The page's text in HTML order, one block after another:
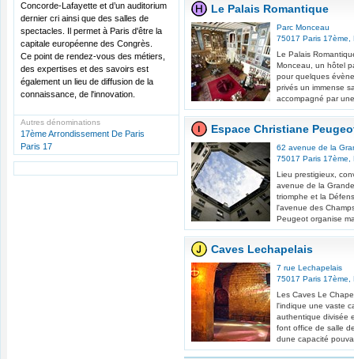
Concorde-Lafayette et d’un auditorium
dernier cri ainsi que des salles de
spectacles. Il permet à Paris d'être la
capitale européenne des Congrès.
Ce point de rendez-vous des métiers,
des expertises et des savoirs est
également un lieu de diffusion de la
connaissance, de l'innovation.
Autres dénominations
17ème Arrondissement De Paris
Paris 17
Le Palais Romantique
Parc Monceau
75017 Paris 17ème
Le Palais
Monceau, un hôtel
pour quelques
privés un immense
accompagné par
Espace Christiane
62 avenue de la
75017 Paris 17ème
Lieu prestigieux,
avenue de la
triomphe et la
l'avenue des
Peugeot organise
Caves Lechapelais
7 rue Lechapelais
75017 Paris 17ème
Les Caves Le
l'indique une vaste
authentique divisée
font office de salle
dune capacité